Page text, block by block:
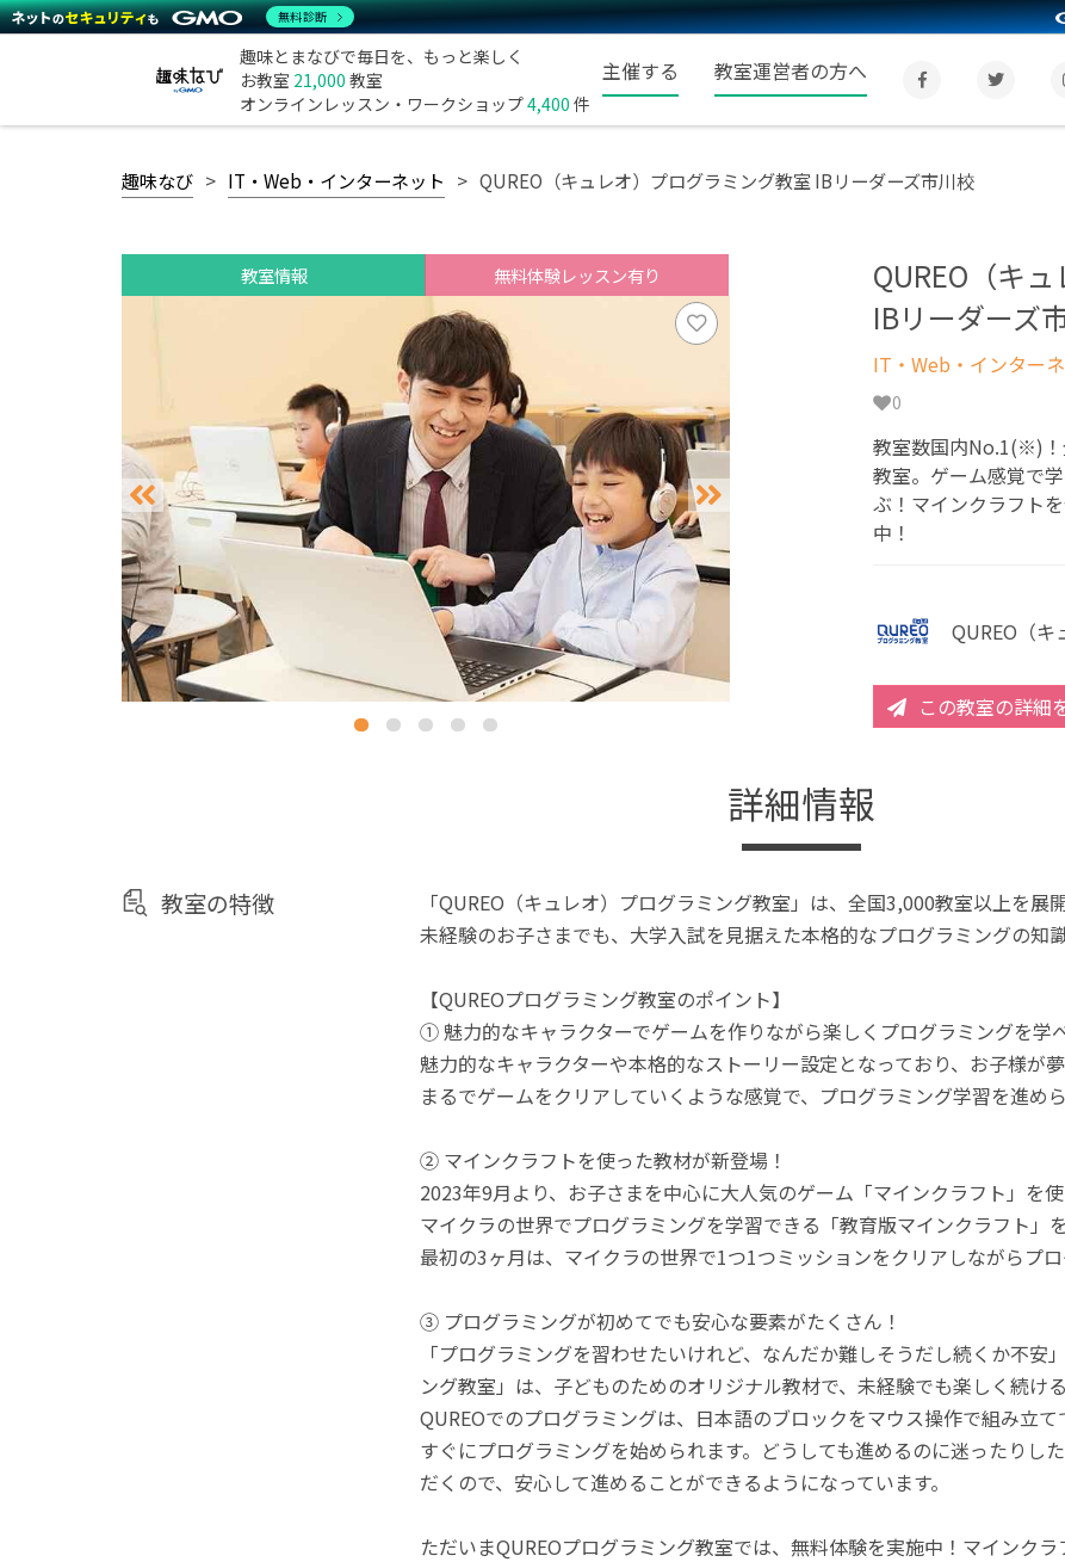
趣味とまなびで毎日を、もっと楽しく
お教室 21,000 教室
オンラインレッスン・ワークショップ4,400 件
主催する 教室運営者の方へ
趣味なび IT・Web・インターネット QUREO（キュレオ）プログラミング教室 IBリーダーズ市川校
教室情報 無料体験レッスン有り
QUREO（キ
IBリーダーズ
IT・Web・インター
0
教室数国内No.1(※)！
教室。ゲーム感覚で
ぶ！マインクラフト
中！
QUREO（
この教室の詳細
詳細情報
教室の特徴
「QUREO（キュレオ）プログラミング教室」は、全国3,000教室以上を展
未経験のお子さまでも、大学入試を見据えた本格的なプログラミングの知
【QUREOプログラミング教室のポイント】
① 魅力的なキャラクターでゲームを作りながら楽しくプログラミングを学
魅力的なキャラクターや本格的なストーリー設定となっており、お子様が
まるでゲームをクリアしていくような感覚で、プログラミング学習を進めら
② マインクラフトを使った教材が新登場！
2023年9月より、お子さまを中心に大人気のゲーム「マインクラフト」を
マイクラの世界でプログラミングを学習できる「教育版マインクラフト」
最初の3ヶ月は、マイクラの世界で1つ1つミッションをクリアしながらプ
③ プログラミングが初めてでも安心な要素がたくさん！
「プログラミングを習わせたいけれど、なんだか難しそうだし続くか不安
ング教室」は、子どものためのオリジナル教材で、未経験でも楽しく続け
QUREOでのプログラミングは、日本語のブロックをマウス操作で組み立
すぐにプログラミングを始められます。どうしても進めるのに迷ったりし
だくので、安心して進めることができるようになっています。
ただいまQUREOプログラミング教室では、無料体験を実施中！マインク
無料診断